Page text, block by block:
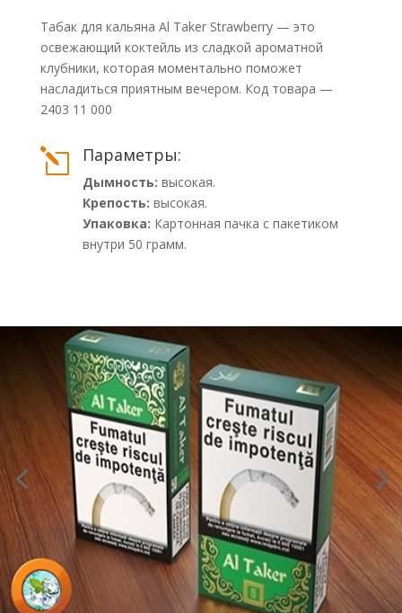
Табак для кальяна Al Taker Strawberry — это
освежающий коктейль из сладкой ароматной
клубники, которая моментально поможет
насладиться приятным вечером. Код товара —
2403 11 000
l Параметры:
Дымность: высокая.
Крепость: высокая.
Упаковка: Картонная пачка с пакетиком
внутри 50 грамм.